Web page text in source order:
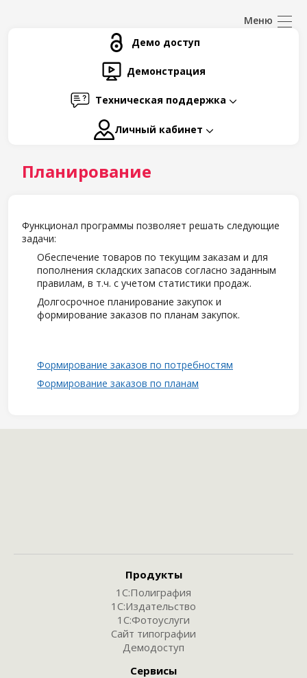
Демо доступ
Демонстрация
Техническая поддержка
Личный кабинет
Планирование
Функционал программы позволяет решать следующие
задачи:
Обеспечение товаров по текущим заказам и для
пополнения складских запасов согласно заданным
правилам, в т.ч. с учетом статистики продаж.
Долгосрочное планирование закупок и
формирование заказов по планам закупок.
Формирование заказов по потребностям
Формирование заказов по планам
Продукты
1С:Полиграфия
1С:Издательство
1С:Фотоуслуги
Сайт типографии
Демодоступ
Сервисы